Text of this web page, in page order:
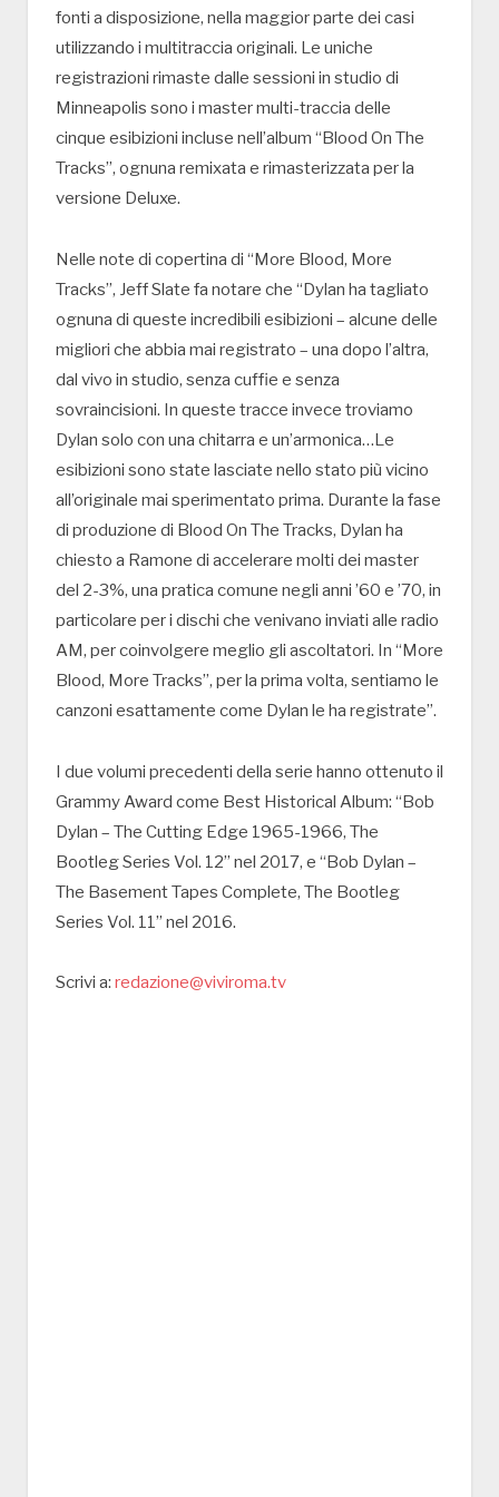
fonti a disposizione, nella maggior parte dei casi
utilizzando i multitraccia originali. Le uniche
registrazioni rimaste dalle sessioni in studio di
Minneapolis sono i master multi-traccia delle
cinque esibizioni incluse nell’album “Blood On The
Tracks”, ognuna remixata e rimasterizzata per la
versione Deluxe.
Nelle note di copertina di “More Blood, More
Tracks”, Jeff Slate fa notare che “Dylan ha tagliato
ognuna di queste incredibili esibizioni – alcune delle
migliori che abbia mai registrato – una dopo l’altra,
dal vivo in studio, senza cuffie e senza
sovraincisioni. In queste tracce invece troviamo
Dylan solo con una chitarra e un’armonica…Le
esibizioni sono state lasciate nello stato più vicino
all’originale mai sperimentato prima. Durante la fase
di produzione di Blood On The Tracks, Dylan ha
chiesto a Ramone di accelerare molti dei master
del 2-3%, una pratica comune negli anni ’60 e ’70, in
particolare per i dischi che venivano inviati alle radio
AM, per coinvolgere meglio gli ascoltatori. In “More
Blood, More Tracks”, per la prima volta, sentiamo le
canzoni esattamente come Dylan le ha registrate”.
I due volumi precedenti della serie hanno ottenuto il
Grammy Award come Best Historical Album: “Bob
Dylan – The Cutting Edge 1965-1966, The
Bootleg Series Vol. 12” nel 2017, e “Bob Dylan –
The Basement Tapes Complete, The Bootleg
Series Vol. 11” nel 2016.
Scrivi a: redazione@viviroma.tv